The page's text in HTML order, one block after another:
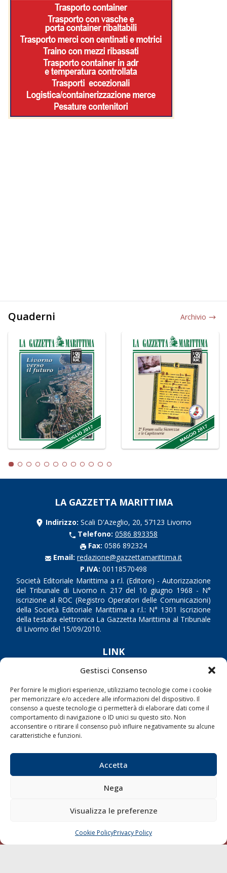
Gestisci Consenso
Per fornire le migliori esperienze, utilizziamo tecnologie come i cookie
per memorizzare e/o accedere alle informazioni del dispositivo. Il
consenso a queste tecnologie ci permetterà di elaborare dati come il
comportamento di navigazione o ID unici su questo sito. Non
acconsentire o ritirare il consenso può influire negativamente su alcune
caratteristiche e funzioni.
Accetta
Nega
Visualizza le preferenze
Cookie PolicyPrivacy Policy
Quaderni Archivio
LA GAZZETTA MARITTIMA
Indirizzo: Scali D'Azeglio, 20, 57123 Livorno
Telefono: 0586 893358
Fax: 0586 892324
Email: redazione@gazzettamarittima.it
P.IVA: 00118570498
Società Editoriale Marittima a r.l. (Editore) - Autorizzazione
del Tribunale di Livorno n. 217 del 10 giugno 1968 - N°
iscrizione al ROC (Registro Operatori delle Comunicazioni)
della Società Editoriale Marittima a r.l.: N° 1301 Iscrizione
della testata elettronica La Gazzetta Marittima al Tribunale
di Livorno del 15/09/2010.
LINK
Shipping
Porti/Interporti
Trasporti
Varie
Compagnie di Navigazione
Blue economy
Diporto
Contatti
CHIAMA SCRIVI